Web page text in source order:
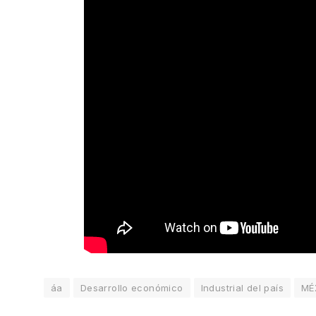
áa Desarrollo económico Industrial del país